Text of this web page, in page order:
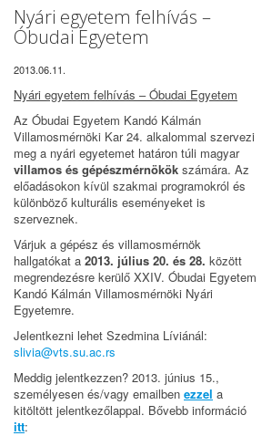
Nyári egyetem felhívás –
Óbudai Egyetem
2013.06.11.
Nyári egyetem felhívás – Óbudai Egyetem
Az Óbudai Egyetem Kandó Kálmán
Villamosmérnöki Kar 24. alkalommal szervezi
meg a nyári egyetemet határon túli magyar
villamos és gépészmérnökök számára. Az
előadásokon kívül szakmai programokról és
különböző kulturális eseményeket is
szerveznek.
Várjuk a gépész és villamosmérnök
hallgatókat a 2013. július 20. és 28. között
megrendezésre kerülő XXIV. Óbudai Egyetem
Kandó Kálmán Villamosmérnöki Nyári
Egyetemre.
Jelentkezni lehet Szedmina Líviánál:
slivia@vts.su.ac.rs
Meddig jelentkezzen? 2013. június 15.,
személyesen és/vagy emailben ezzel a
kitöltött jelentkezőlappal. Bővebb információ
itt: